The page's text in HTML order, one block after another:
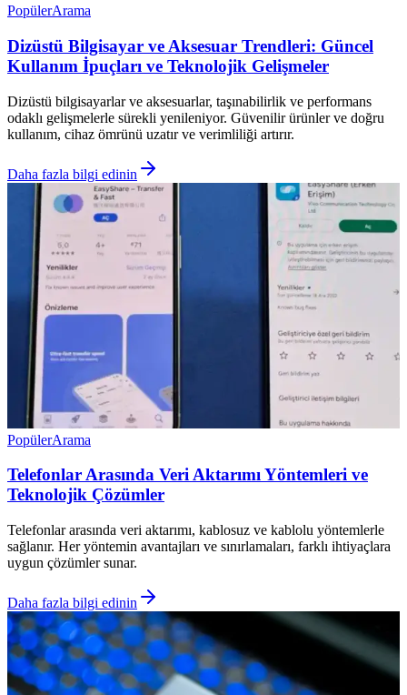
PopülerArama
Dizüstü Bilgisayar ve Aksesuar Trendleri: Güncel
Kullanım İpuçları ve Teknolojik Gelişmeler
Dizüstü bilgisayarlar ve aksesuarlar, taşınabilirlik ve performans
odaklı gelişmelerle sürekli yenileniyor. Güvenilir ürünler ve doğru
kullanım, cihaz ömrünü uzatır ve verimliliği artırır.
Daha fazla bilgi edinin
PopülerArama
Telefonlar Arasında Veri Aktarımı Yöntemleri ve
Teknolojik Çözümler
Telefonlar arasında veri aktarımı, kablosuz ve kablolu yöntemlerle
sağlanır. Her yöntemin avantajları ve sınırlamaları, farklı ihtiyaçlara
uygun çözümler sunar.
Daha fazla bilgi edinin